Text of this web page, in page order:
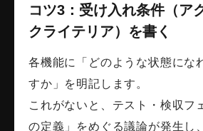
コツ3：受け入れ条件（ア
クライテリア）を書く
各機能に「どのような状態にな
すか」を明記します。
これがないと、テスト・検収フ
の定義」をめぐる議論が発生し